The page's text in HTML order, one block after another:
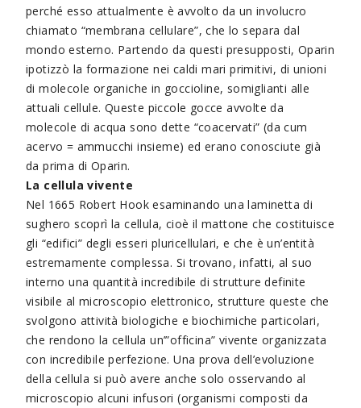
perché esso attualmente è avvolto da un involucro
chiamato “membrana cellulare”, che lo separa dal
mondo esterno. Partendo da questi presupposti, Oparin
ipotizzò la formazione nei caldi mari primitivi, di unioni
di molecole organiche in goccioline, somiglianti alle
attuali cellule. Queste piccole gocce avvolte da
molecole di acqua sono dette “coacervati” (da cum
acervo = ammucchi insieme) ed erano conosciute già
da prima di Oparin.
La cellula vivente
Nel 1665 Robert Hook esaminando una laminetta di
sughero scoprì la cellula, cioè il mattone che costituisce
gli “edifici” degli esseri pluricellulari, e che è un’entità
estremamente complessa. Si trovano, infatti, al suo
interno una quantità incredibile di strutture definite
visibile al microscopio elettronico, strutture queste che
svolgono attività biologiche e biochimiche particolari,
che rendono la cellula un’”officina” vivente organizzata
con incredibile perfezione. Una prova dell’evoluzione
della cellula si può avere anche solo osservando al
microscopio alcuni infusori (organismi composti da